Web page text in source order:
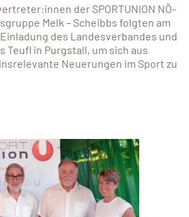
der SPORTUNION NÖ-
Melk – Scheibbs folgten am
des Landesverbandes und
Teufl in Purgstall, um sich aus
Neuerungen im Sport zu